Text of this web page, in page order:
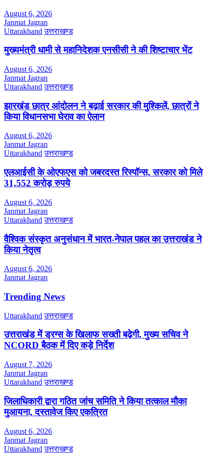
August 6, 2026
Janmat Jagran
Uttarakhand उत्तराखण्ड
मुख्यमंत्री धामी से महानिदेशक एनसीसी ने की शिष्टाचार भेंट
August 6, 2026
Janmat Jagran
Uttarakhand उत्तराखण्ड
झारखंड छात्र आंदोलन ने बढ़ाई सरकार की मुश्किलें, छात्रों ने
किया विधानसभा घेराव का ऐलान
August 6, 2026
Janmat Jagran
Uttarakhand उत्तराखण्ड
एलआईसी के ओएफएस को जबरदस्त रिस्पॉन्स, सरकार को मिले
31,552 करोड़ रुपये
August 6, 2026
Janmat Jagran
Uttarakhand उत्तराखण्ड
वैश्विक संस्कृत अनुसंधान में भारत-नेपाल पहल का उत्तराखंड ने
किया नेतृत्व
August 6, 2026
Janmat Jagran
Trending News
Uttarakhand उत्तराखण्ड
उत्तराखंड में ड्रग्स के खिलाफ सख्ती बढ़ेगी, मुख्य सचिव ने
NCORD बैठक में दिए कड़े निर्देश
August 7, 2026
Janmat Jagran
Uttarakhand उत्तराखण्ड
जिलाधिकारी द्वारा गठित जांच समिति ने किया तत्काल मौका
मुआयना, दस्तावेज किए एकत्रित
August 6, 2026
Janmat Jagran
Uttarakhand उत्तराखण्ड